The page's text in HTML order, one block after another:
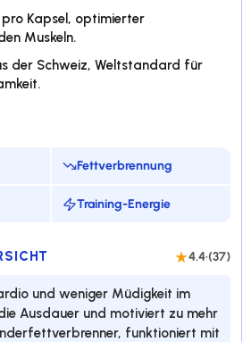
Kapsel, optimierter
Muskeln.
der Schweiz, Weltstandard für
Fettverbrennung
Training-Energie
4.4·(37)
und weniger Müdigkeit im
Ausdauer und motiviert zu mehr
funktioniert mit